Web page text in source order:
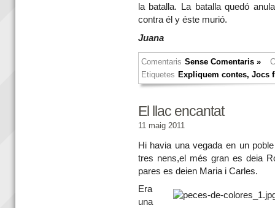
la batalla. La batalla quedó
contra él y éste murió.
Juana
Comentaris Sense Comentaris »
Etiquetes Expliquem contes,Jocs
El llac encantat
11 maig 2011
Hi havia una vegada en un
tres nens,el més gran es deia
pares es deien Maria i Carles.
Era
una